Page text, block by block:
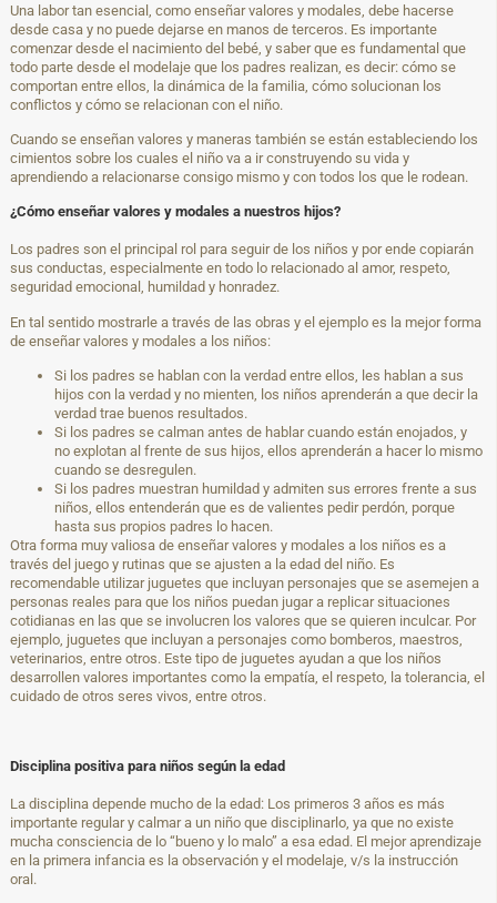
Una labor tan esencial, como enseñar valores y modales, debe hacerse
desde casa y no puede dejarse en manos de terceros. Es importante
comenzar desde el nacimiento del bebé, y saber que es fundamental que
todo parte desde el modelaje que los padres realizan, es decir: cómo se
comportan entre ellos, la dinámica de la familia, cómo solucionan los
conflictos y cómo se relacionan con el niño.
Cuando se enseñan valores y maneras también se están estableciendo los
cimientos sobre los cuales el niño va a ir construyendo su vida y
aprendiendo a relacionarse consigo mismo y con todos los que le rodean.
¿Cómo enseñar valores y modales a nuestros hijos?
Los padres son el principal rol para seguir de los niños y por ende copiarán
sus conductas, especialmente en todo lo relacionado al amor, respeto,
seguridad emocional, humildad y honradez.
En tal sentido mostrarle a través de las obras y el ejemplo es la mejor forma
de enseñar valores y modales a los niños:
Si los padres se hablan con la verdad entre ellos, les hablan a sus
hijos con la verdad y no mienten, los niños aprenderán a que decir la
verdad trae buenos resultados.
Si los padres se calman antes de hablar cuando están enojados, y
no explotan al frente de sus hijos, ellos aprenderán a hacer lo mismo
cuando se desregulen.
Si los padres muestran humildad y admiten sus errores frente a sus
niños, ellos entenderán que es de valientes pedir perdón, porque
hasta sus propios padres lo hacen.
Otra forma muy valiosa de enseñar valores y modales a los niños es a
través del juego y rutinas que se ajusten a la edad del niño. Es
recomendable utilizar juguetes que incluyan personajes que se asemejen a
personas reales para que los niños puedan jugar a replicar situaciones
cotidianas en las que se involucren los valores que se quieren inculcar. Por
ejemplo, juguetes que incluyan a personajes como bomberos, maestros,
veterinarios, entre otros. Este tipo de juguetes ayudan a que los niños
desarrollen valores importantes como la empatía, el respeto, la tolerancia, el
cuidado de otros seres vivos, entre otros.
Disciplina positiva para niños según la edad
La disciplina depende mucho de la edad: Los primeros 3 años es más
importante regular y calmar a un niño que disciplinarlo, ya que no existe
mucha consciencia de lo “bueno y lo malo” a esa edad. El mejor aprendizaje
en la primera infancia es la observación y el modelaje, v/s la instrucción
oral.